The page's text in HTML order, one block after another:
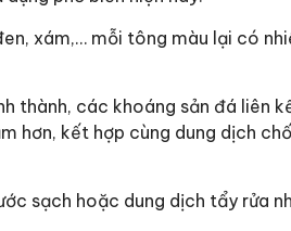
xám,… mỗi tông màu lại có
thành, các khoáng sản đá liên
hơn, kết hợp cùng dung dịch
sạch hoặc dung dịch tẩy rửa